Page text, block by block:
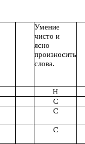
Умение
чисто и
ясно
произносить
слова.
Н
С
С
С